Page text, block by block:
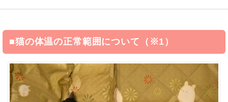
■猫の体温の正常範囲について（※1）